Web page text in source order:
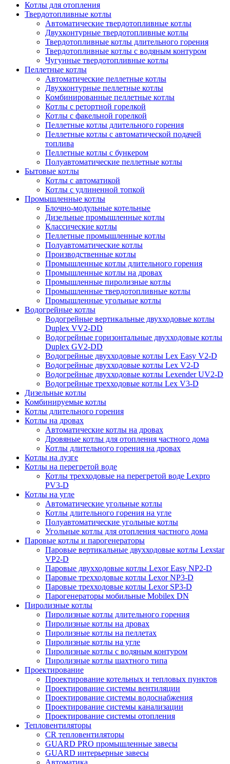
Котлы для отопления
Твердотопливные котлы
Автоматические твердотопливные котлы
Двухконтурные твердотопливные котлы
Твердотопливные котлы длительного горения
Твердотопливные котлы с водяным контуром
Чугунные твердотопливные котлы
Пеллетные котлы
Автоматические пеллетные котлы
Двухконтурные пеллетные котлы
Комбинированные пеллетные котлы
Котлы с ретортной горелкой
Котлы с факельной горелкой
Пеллетные котлы длительного горения
Пеллетные котлы с автоматической подачей
топлива
Пеллетные котлы с бункером
Полуавтоматические пеллетные котлы
Бытовые котлы
Котлы с автоматикой
Котлы с удлиненной топкой
Промышленные котлы
Блочно-модульные котельные
Дизельные промышленные котлы
Классические котлы
Пеллетные промышленные котлы
Полуавтоматические котлы
Производственные котлы
Промышленные котлы длительного горения
Промышленные котлы на дровах
Промышленные пиролизные котлы
Промышленные твердотопливные котлы
Промышленные угольные котлы
Водогрейные котлы
Водогрейные вертикальные двухходовые котлы
Duplex VV2-DD
Водогрейные горизонтальные двухходовые котлы
Duplex GV2-DD
Водогрейные двухходовые котлы Lex Easy V2-D
Водогрейные двухходовые котлы Lex V2-D
Водогрейные двухходовые котлы Lexender UV2-D
Водогрейные трехходовые котлы Lex V3-D
Дизельные котлы
Комбинируемые котлы
Котлы длительного горения
Котлы на дровах
Автоматические котлы на дровах
Дровяные котлы для отопления частного дома
Котлы длительного горения на дровах
Котлы на лузге
Котлы на перегретой воде
Котлы трехходовые на перегретой воде Lexpro
PV3-D
Котлы на угле
Автоматические угольные котлы
Котлы длительного горения на угле
Полуавтоматические угольные котлы
Угольные котлы для отопления частного дома
Паровые котлы и парогенераторы
Паровые вертикальные двухходовые котлы Lexstar
VP2-D
Паровые двухходовые котлы Lexor Easy NP2-D
Паровые трехходовые котлы Lexor NP3-D
Паровые трехходовые котлы Lexor SP3-D
Парогенераторы мобильные Mobilex DN
Пиролизные котлы
Пиролизные котлы длительного горения
Пиролизные котлы на дровах
Пиролизные котлы на пеллетах
Пиролизные котлы на угле
Пиролизные котлы с водяным контуром
Пиролизные котлы шахтного типа
Проектирование
Проектирование котельных и тепловых пунктов
Проектирование системы вентиляции
Проектирование системы водоснабжения
Проектирование системы канализации
Проектирование системы отопления
Тепловентиляторы
CR тепловентиляторы
GUARD PRO промышленные завесы
GUARD интерьерные завесы
Автоматика